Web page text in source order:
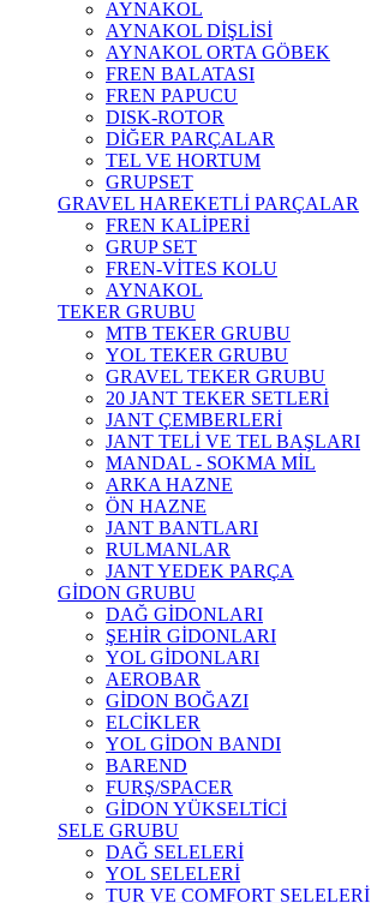
AYNAKOL
AYNAKOL DİŞLİSİ
AYNAKOL ORTA GÖBEK
FREN BALATASI
FREN PAPUCU
DISK-ROTOR
DİĞER PARÇALAR
TEL VE HORTUM
GRUPSET
GRAVEL HAREKETLİ PARÇALAR
FREN KALİPERİ
GRUP SET
FREN-VİTES KOLU
AYNAKOL
TEKER GRUBU
MTB TEKER GRUBU
YOL TEKER GRUBU
GRAVEL TEKER GRUBU
20 JANT TEKER SETLERİ
JANT ÇEMBERLERİ
JANT TELİ VE TEL BAŞLARI
MANDAL - SOKMA MİL
ARKA HAZNE
ÖN HAZNE
JANT BANTLARI
RULMANLAR
JANT YEDEK PARÇA
GİDON GRUBU
DAĞ GİDONLARI
ŞEHİR GİDONLARI
YOL GİDONLARI
AEROBAR
GİDON BOĞAZI
ELCİKLER
YOL GİDON BANDI
BAREND
FURŞ/SPACER
GİDON YÜKSELTİCİ
SELE GRUBU
DAĞ SELELERİ
YOL SELELERİ
TUR VE COMFORT SELELERİ